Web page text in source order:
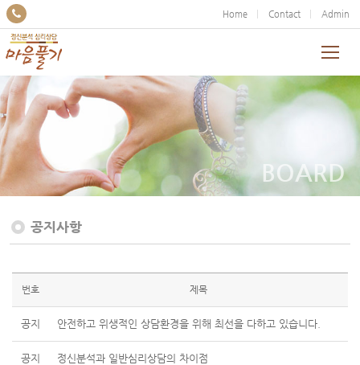
Home Contact Admin
BOARD
공지사항
번호 제목
공지 안전하고 위생적인 상담환경을 위해 최선을 다하고 있습니다.
공지 정신분석과 일반심리상담의 차이점